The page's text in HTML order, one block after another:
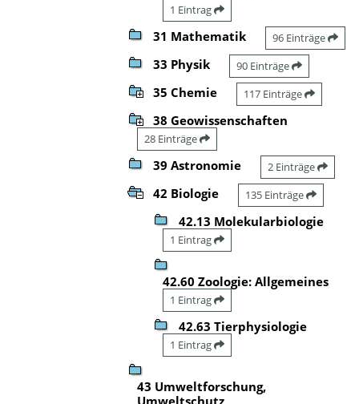
1 Eintrag
31 Mathematik 96 Einträge
33 Physik 90 Einträge
35 Chemie 117 Einträge
38 Geowissenschaften
28 Einträge
39 Astronomie 2 Einträge
42 Biologie 135 Einträge
42.13 Molekularbiologie
1 Eintrag
42.60 Zoologie: Allgemeines
1 Eintrag
42.63 Tierphysiologie
1 Eintrag
43 Umweltforschung,
Umweltschutz